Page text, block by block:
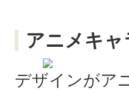
アニメキ
デザインがア